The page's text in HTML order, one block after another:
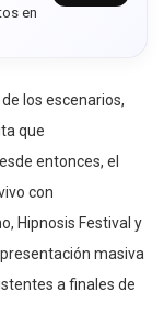
en
los escenarios,
que
entonces, el
con
Hipnosis Festival y
masiva
a finales de